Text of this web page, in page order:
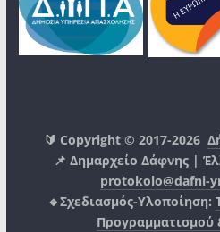
🔰 Copyright © 2017-2026
📌 Δημαρχείο Δάφνης |
protokolo@dafni-
🔹Σχεδιασμός-Υλοποίηση: